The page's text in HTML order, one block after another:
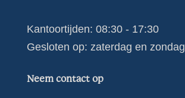
Kantoortijden: 08:30 - 17:30
Gesloten op: zaterdag en zondag
Neem contact op